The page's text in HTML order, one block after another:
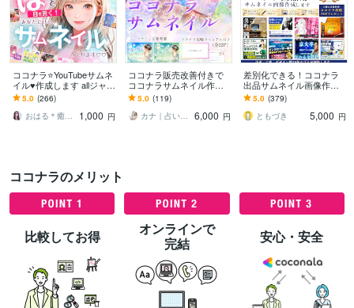
ココナラ⭐️YouTubeサムネ
イル♥️作成します allジャン
ルOK￤初心者さんも大歓
迎￤CTR改善⭐️
5.0 (266)
おはる＊癒しゆるっと開運びより ☕️
1,000 円
ココナラ販売改善付きで
ココナラサムネイル作成
します おすすめ順1ページ
目を狙うためのココナラ
販売導線を設計します
5.0 (119)
カナ｜占い・スピ系専門制作代行
6,000 円
差別化できる！ココナラ
出品サムネイル画像作成
します サービス画像デザ
イン2案作成⭐️ココナラ攻
略PDF付❗️
5.0 (379)
ともづき
5,000 円
ココナラのメリット
比較してお得
オンラインで
完結
安心・安全